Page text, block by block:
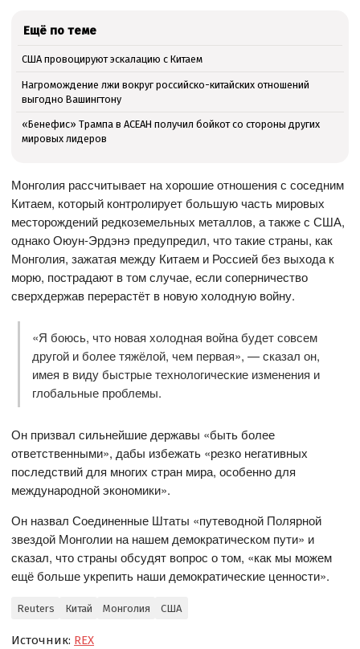
Ещё по теме
США провоцируют эскалацию с Китаем
Нагромождение лжи вокруг российско-китайских отношений
выгодно Вашингтону
«Бенефис» Трампа в АСЕАН получил бойкот со стороны других
мировых лидеров
Монголия рассчитывает на хорошие отношения с соседним
Китаем, который контролирует большую часть мировых
месторождений редкоземельных металлов, а также с США,
однако Оюун-Эрдэнэ предупредил, что такие страны, как
Монголия, зажатая между Китаем и Россией без выхода к
морю, пострадают в том случае, если соперничество
сверхдержав перерастёт в новую холодную войну.
«Я боюсь, что новая холодная война будет совсем
другой и более тяжёлой, чем первая», — сказал он,
имея в виду быстрые технологические изменения и
глобальные проблемы.
Он призвал сильнейшие державы «быть более
ответственными», дабы избежать «резко негативных
последствий для многих стран мира, особенно для
международной экономики».
Он назвал Соединенные Штаты «путеводной Полярной
звездой Монголии на нашем демократическом пути» и
сказал, что страны обсудят вопрос о том, «как мы можем
ещё больше укрепить наши демократические ценности».
Reuters Китай Монголия США
Источник: REX